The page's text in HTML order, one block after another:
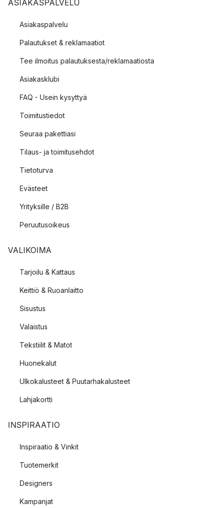
ASIAKASPALVELU
Asiakaspalvelu
Palautukset & reklamaatiot
Tee ilmoitus palautuksesta/reklamaatiosta
Asiakasklubi
FAQ - Usein kysyttyä
Toimitustiedot
Seuraa pakettiasi
Tilaus- ja toimitusehdot
Tietoturva
Evästeet
Yrityksille / B2B
Peruutusoikeus
VALIKOIMA
Tarjoilu & Kattaus
Keittiö & Ruoanlaitto
Sisustus
Valaistus
Tekstiilit & Matot
Huonekalut
Ulkokalusteet & Puutarhakalusteet
Lahjakortti
INSPIRAATIO
Inspiraatio & Vinkit
Tuotemerkit
Designers
Kampanjat